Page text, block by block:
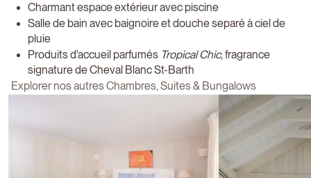
Charmant espace extérieur avec piscine
Salle de bain avec baignoire et douche separé à ciel de
pluie
Produits d'accueil parfumés Tropical Chic, fragrance
signature de Cheval Blanc St-Barth
Explorer nos autres Chambres, Suites & Bungalows